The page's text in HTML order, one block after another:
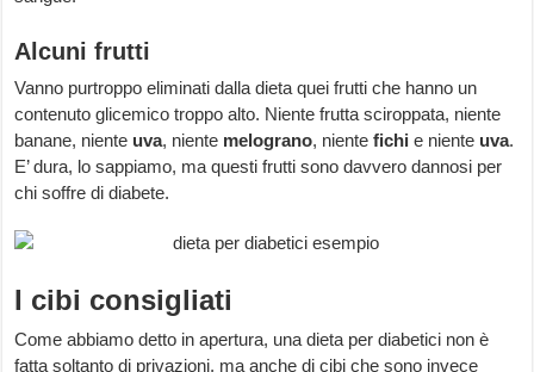
Alcuni frutti
Vanno purtroppo eliminati dalla dieta quei frutti che hanno un
contenuto glicemico troppo alto. Niente frutta sciroppata, niente
banane, niente uva, niente melograno, nientefichi e niente uva.
E’ dura, lo sappiamo, ma questi frutti sono davvero dannosi per
chi soffre di diabete.
I cibi consigliati
Come abbiamo detto in apertura, una dieta per diabetici non è
fatta soltanto di privazioni, ma anche di cibi che sono invece